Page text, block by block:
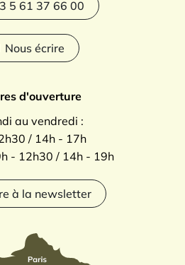
5 61 37 66 00
Nous écrire
d'ouverture
au vendredi :
/ 14h - 17h
- 12h30 / 14h - 19h
à la newsletter